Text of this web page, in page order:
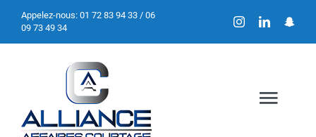
PasserAppelez-nous: 01 72 83 94 33 / 06
09 73 49 34